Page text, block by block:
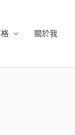
關於我